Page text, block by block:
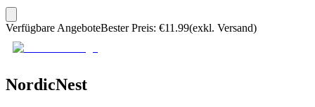
Verfügbare AngeboteBester Preis: €11.99(exkl. Versand)
NordicNest